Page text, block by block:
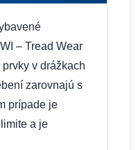
– Tread Wear
prvky v drážkach
zarovnajú s
prípade je
a je